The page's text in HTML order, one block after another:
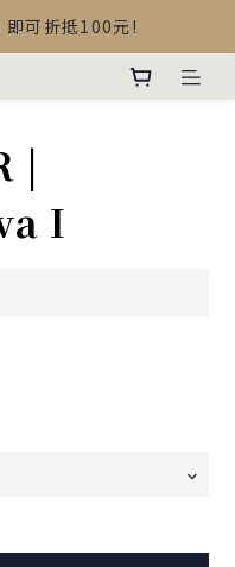
盒內配件調整說明
可折抵100元!
盒內配件調整說明
|
I